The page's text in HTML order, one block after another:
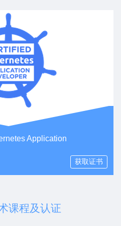
Application
获取证书
课程及认证